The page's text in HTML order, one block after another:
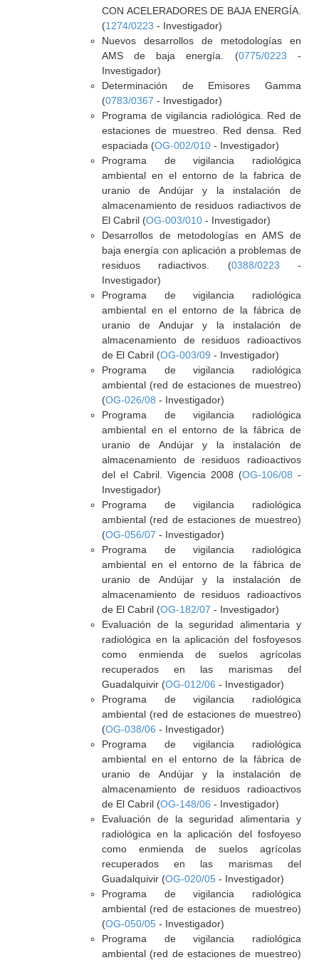
CON ACELERADORES DE BAJA ENERGÍA.
(1274/0223 - Investigador)
Nuevos desarrollos de metodologías en
AMS de baja energía. (0775/0223 -
Investigador)
Determinación de Emisores Gamma
(0783/0367 - Investigador)
Programa de vigilancia radiológica. Red de
estaciones de muestreo. Red densa. Red
espaciada (OG-002/010- Investigador)
Programa de vigilancia radiológica
ambiental en el entorno de la fabrica de
uranio de Andújar y la instalación de
almacenamiento de residuos radiactivos de
El Cabril (OG-003/010- Investigador)
Desarrollos de metodologías en AMS de
baja energía con aplicación a problemas de
residuos radiactivos. (0388/0223 -
Investigador)
Programa de vigilancia radiológica
ambiental en el entorno de la fábrica de
uranio de Andujar y la instalación de
almacenamiento de residuos radioactivos
de El Cabril (OG-003/09 - Investigador)
Programa de vigilancia radiológica
ambiental (red de estaciones de muestreo)
(OG-026/08 - Investigador)
Programa de vigilancia radiológica
ambiental en el entorno de la fábrica de
uranio de Andújar y la instalación de
almacenamiento de residuos radioactivos
del el Cabril. Vigencia 2008 (OG-106/08 -
Investigador)
Programa de vigilancia radiológica
ambiental (red de estaciones de muestreo)
(OG-056/07 - Investigador)
Programa de vigilancia radiológica
ambiental en el entorno de la fábrica de
uranio de Andújar y la instalación de
almacenamiento de residuos radioactivos
de El Cabril (OG-182/07 - Investigador)
Evaluación de la seguridad alimentaria y
radiológica en la aplicación del fosfoyesos
como enmienda de suelos agrícolas
recuperados en las marismas del
Guadalquivir (OG-012/06 - Investigador)
Programa de vigilancia radiológica
ambiental (red de estaciones de muestreo)
(OG-038/06 - Investigador)
Programa de vigilancia radiológica
ambiental en el entorno de la fábrica de
uranio de Andújar y la instalación de
almacenamiento de residuos radioactivos
de El Cabril (OG-148/06 - Investigador)
Evaluación de la seguridad alimentaria y
radiológica en la aplicación del fosfoyeso
como enmienda de suelos agrícolas
recuperados en las marismas del
Guadalquivir (OG-020/05- Investigador)
Programa de vigilancia radiológica
ambiental (red de estaciones de muestreo)
(OG-050/05- Investigador)
Programa de vigilancia radiológica
ambiental (red de estaciones de muestreo)